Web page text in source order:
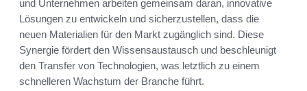
und Unternehmen arbeiten gemeinsam daran, innovative
Lösungen zu entwickeln und sicherzustellen, dass die
neuen Materialien für den Markt zugänglich sind. Diese
Synergie fördert den Wissensaustausch und beschleunigt
den Transfer von Technologien, was letztlich zu einem
schnelleren Wachstum der Branche führt.